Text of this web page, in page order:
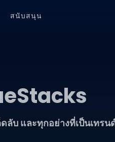
สนับสนุน
บ และทุกอย่างที่เป็นเทรน